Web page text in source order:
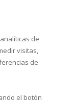
de
visitas,
de
el botón